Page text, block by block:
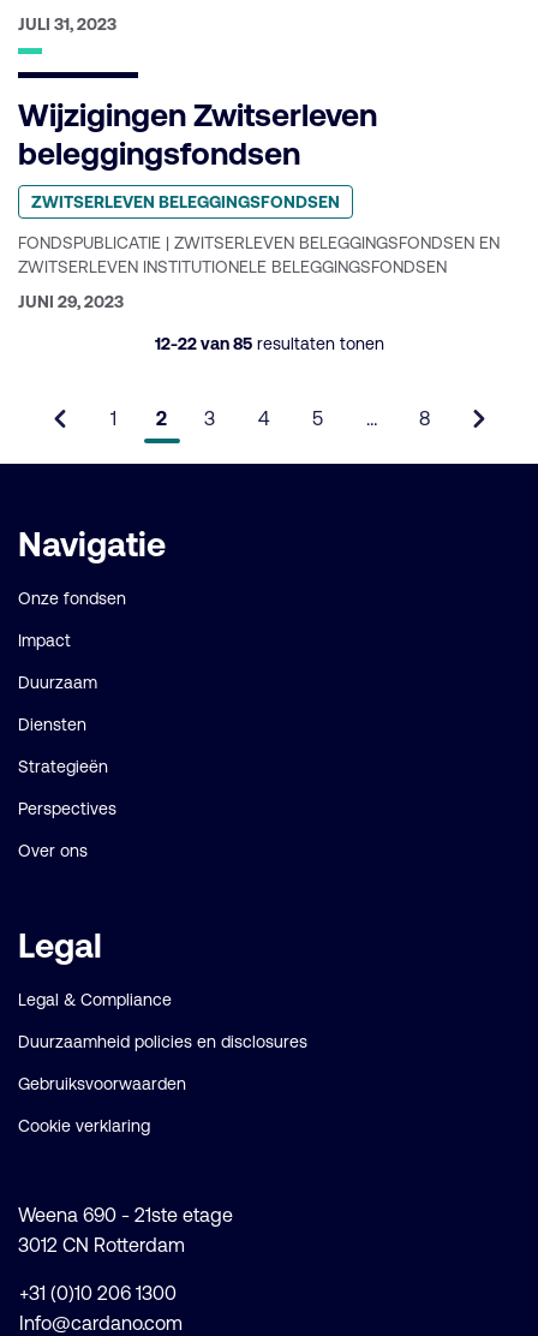
GEPUBLICEERD
OP:
JULI 31, 2023
Wijzigingen Zwitserleven
beleggingsfondsen
Geplaatst
ZWITSERLEVEN BELEGGINGSFONDSEN
FONDSPUBLICATIE | ZWITSERLEVEN BELEGGINGSFONDSEN EN
ZWITSERLEVEN INSTITUTIONELE BELEGGINGSFONDSEN
GEPUBLICEERD
JUNI 29, 2023
12-22 van 85resultaten tonen
Vorige
pagina
Pagina
1
Pagina
2
Pagina
3
Pagina
4
Pagina
5 …
Pagina
8
Belangrijke
links
Navigatie
Onze fondsen
Impact
Duurzaam
Diensten
Strategieën
Perspectives
Over ons
Legal
Legal & Compliance
Duurzaamheid policies en disclosures
Gebruiksvoorwaarden
Cookie verklaring
Weena 690 - 21ste etage
3012 CN Rotterdam
+31 (0)10 206 1300
Info@cardano.com